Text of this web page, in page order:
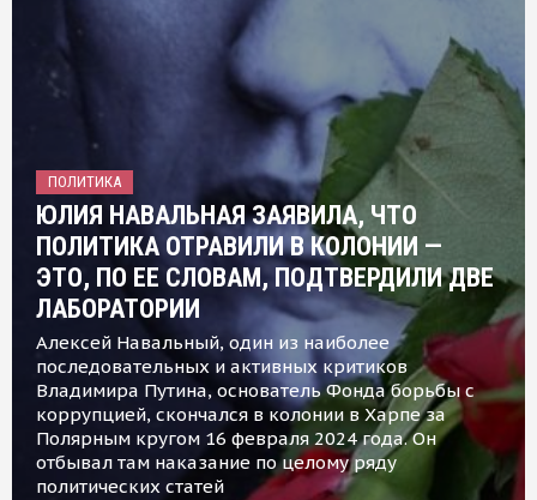
ПОЛИТИКА
ЮЛИЯ НАВАЛЬНАЯ ЗАЯВИЛА, ЧТО
ПОЛИТИКА ОТРАВИЛИ В КОЛОНИИ —
ЭТО, ПО ЕЕ СЛОВАМ, ПОДТВЕРДИЛИ ДВЕ
ЛАБОРАТОРИИ
Алексей Навальный, один из наиболее
последовательных и активных критиков
Владимира Путина, основатель Фонда борьбы с
коррупцией, скончался в колонии в Харпе за
Полярным кругом 16 февраля 2024 года. Он
отбывал там наказание по целому ряду
политических статей